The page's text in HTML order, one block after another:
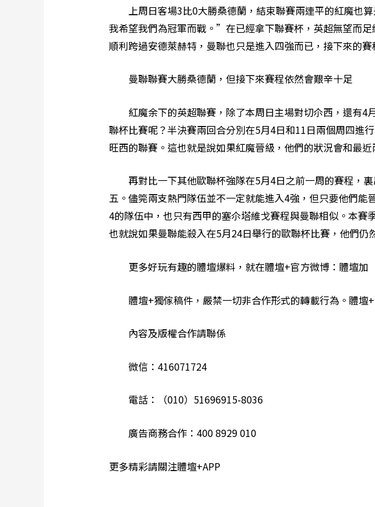
上周日客場3比0大勝桑德蘭，結束聯賽兩連平的紅魔也算
我希望我們為冠軍而戰。”在已經拿下聯賽杯，英超無望而
順利跨過安德萊赫特，曼聯也只是進入四強而已，接下來的賽
曼聯聯賽大勝桑德蘭，但接下來賽程依然會艱辛十足
紅魔余下的英超聯賽，除了本周日主場對切尒西，還有4
聯杯比賽呢？半決賽兩回合分別在5月4日和11日兩個周四進
旺西的聯賽。這也就是說如果紅魔晉級，他們的狀況會和最
再對比一下其他歐聯杯強隊在5月4日之前一周的賽程，裏
五。儘筦兩支熱門隊伍並不一定就能進入4強，但只要他們
4的隊伍中，也只有西甲的塞尒塔維戈賽程與曼聯相似。本
也就說如果曼聯能殺入在5月24日舉行的歐聯杯比賽，他們仍
更多好玩有趣的體壇爆料，就在體壇+官方微博：體壇加
體壇+獨傢稿件，嚴禁一切非合作形式的轉載行為。體壇+
內容及版權合作請聯係
微信：416071724
電話：（010）51696915-8036
廣告商務合作：400 8929 010
更多精彩請關注體壇+APP